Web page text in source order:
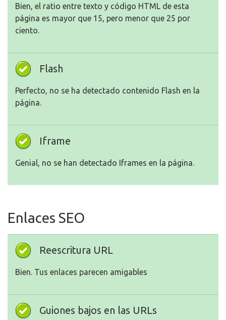
Bien, el ratio entre texto y código HTML de esta
página es mayor que 15, pero menor que 25 por
ciento.
Flash
Perfecto, no se ha detectado contenido Flash en la
página.
Iframe
Genial, no se han detectado Iframes en la página.
Enlaces SEO
Reescritura URL
Bien. Tus enlaces parecen amigables
Guiones bajos en las URLs